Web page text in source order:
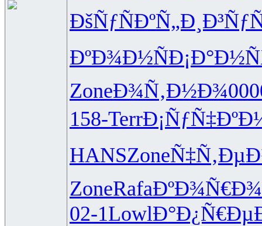
ÐšÑƒÑÐºÑ„Ð¸Ð³Ñƒ
ÐºÐ¾Ð½ÑÐ¡Ð°Ð½Ñ
ZoneÐ¾Ñ‚Ð½Ð¾
158-TerrÐ¡ÑƒÑ‡Ðº
HANSZone
ZoneRafaÐºÐ¾Ñ€Ð¾
02-1LowlÐ°Ð¿Ñ€Ðµ